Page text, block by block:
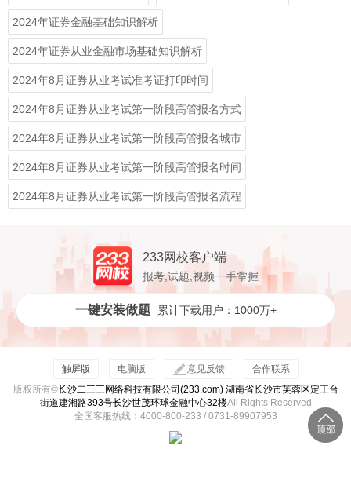
2024年证券金融基础知识解析
2024年证券从业金融市场基础知识解析
2024年8月证券从业考试准考证打印时间
2024年8月证券从业考试第一阶段高管报名方式
2024年8月证券从业考试第一阶段高管报名城市
2024年8月证券从业考试第一阶段高管报名时间
2024年8月证券从业考试第一阶段高管报名流程
233网校客户端
报考,试题,视频一手掌握
一键安装做题 累计下载用户：1000万+
触屏版 电脑版 意见反馈
合作联系
版权所有©长沙二三三网络科技有限公司(233.com) 湖南省长沙市芙蓉区定王台
街道建湘路393号长沙世茂环球金融中心32楼All Rights Reserved
全国客服热线：4000-800-233 / 0731-89907953
顶部